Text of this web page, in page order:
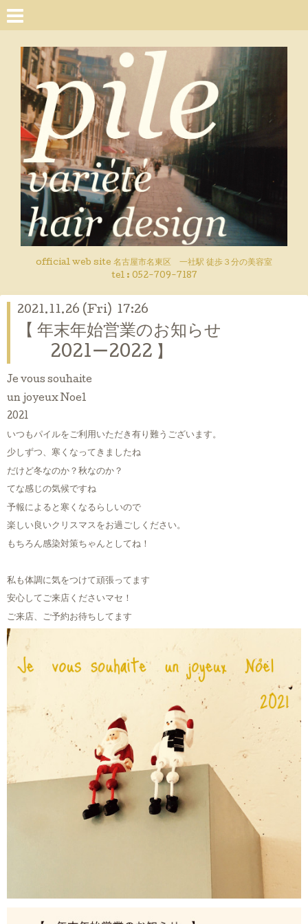
official web site 名古屋市名東区 一社駅 徒歩３分の美容室
tel : 052-709-7187
2021.11.26 (Fri) 17:26
【 年末年始営業のお知らせ
2021ー2022 】
Je vous souhaite
un joyeux Noel
2021
いつもパイルをご利用いただき有り難うございます。
少しずつ、寒くなってきましたね
だけど冬なのか？秋なのか？
てな感じの気候ですね
予報によると寒くなるらしいので
楽しい良いクリスマスをお過ごしください。
もちろん感染対策ちゃんとしてね！
私も体調に気をつけて頑張ってます
安心してご来店くださいマセ！
ご来店、ご予約お待ちしてます